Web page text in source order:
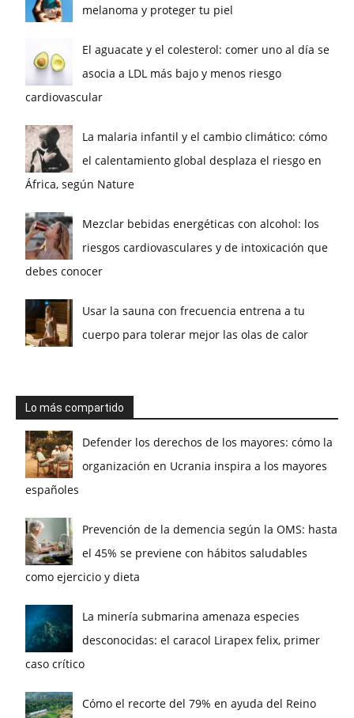
melanoma y proteger tu piel
El aguacate y el colesterol: comer uno al día se
asocia a LDL más bajo y menos riesgo
cardiovascular
La malaria infantil y el cambio climático: cómo
el calentamiento global desplaza el riesgo en
África, según Nature
Mezclar bebidas energéticas con alcohol: los
riesgos cardiovasculares y de intoxicación que
debes conocer
Usar la sauna con frecuencia entrena a tu
cuerpo para tolerar mejor las olas de calor
Lo más compartido
Defender los derechos de los mayores: cómo la
organización en Ucrania inspira a los mayores
españoles
Prevención de la demencia según la OMS: hasta
el 45% se previene con hábitos saludables
como ejercicio y dieta
La minería submarina amenaza especies
desconocidas: el caracol Lirapex felix, primer
caso crítico
Cómo el recorte del 79% en ayuda del Reino